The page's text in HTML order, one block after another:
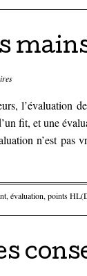
l’évaluation
fit, et une
n’est pas
, évaluation, points